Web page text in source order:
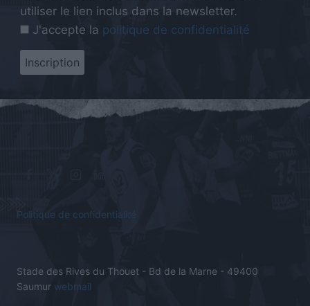
utiliser le lien inclus dans la newsletter.
J'accepte la politique de confidentialité
Politique de confidentialité
Stade des Rives du Thouet - Bd de la Marne - 49400
Saumur webmail